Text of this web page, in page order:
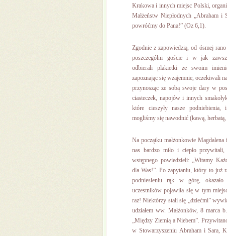
Krakowa i innych miejsc Polski,
Małżeństw Niepłodnych „Abraham
powróćmy do Pana!” (Oz 6,1).
Zgodnie z zapowiedzią, od ósmej
poszczególni goście i w jak
odbierali plakietki ze swoim
zapoznając się wzajemnie, oczekiwali
przynosząc ze sobą swoje dary w
ciasteczek, napojów i innych
które cieszyły nasze
mogliśmy się nawodnić (kawą,
Na początku małżonkowie
nas bardzo miło i ciepło
wstępnego powiedzieli: „Witamy
dla Was!”. Po zapytaniu, który to już
podniesieniu rąk w górę,
uczestników pojawiła się w tym
raz! Niektórzy stali się „dziećmi”
udziałem ww. Małżonków, 8 marca
„Między Ziemią a Niebem”.
w Stowarzyszeniu Abraham i Sara,